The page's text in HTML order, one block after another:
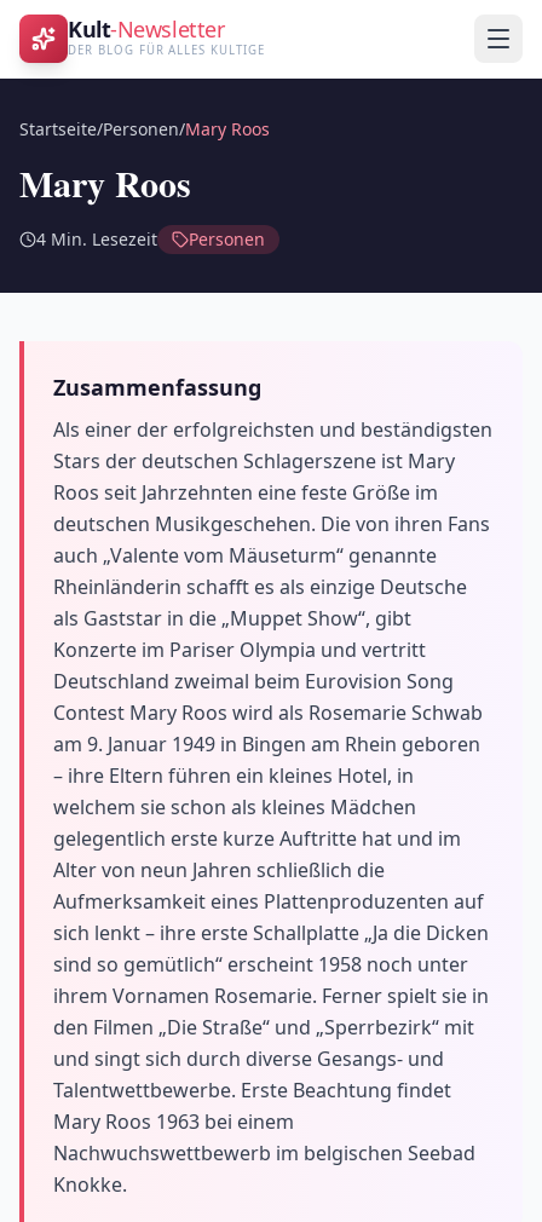
Kult-Newsletter
DER BLOG FÜR ALLES KULTIGE
Startseite/Personen/Mary Roos
Mary Roos
4 Min. Lesezeit Personen
Zusammenfassung
Als einer der erfolgreichsten und beständigsten
Stars der deutschen Schlagerszene ist Mary
Roos seit Jahrzehnten eine feste Größe im
deutschen Musikgeschehen. Die von ihren Fans
auch „Valente vom Mäuseturm“ genannte
Rheinländerin schafft es als einzige Deutsche
als Gaststar in die „Muppet Show“, gibt
Konzerte im Pariser Olympia und vertritt
Deutschland zweimal beim Eurovision Song
Contest Mary Roos wird als Rosemarie Schwab
am 9. Januar 1949 in Bingen am Rhein geboren
– ihre Eltern führen ein kleines Hotel, in
welchem sie schon als kleines Mädchen
gelegentlich erste kurze Auftritte hat und im
Alter von neun Jahren schließlich die
Aufmerksamkeit eines Plattenproduzenten auf
sich lenkt – ihre erste Schallplatte „Ja die Dicken
sind so gemütlich“ erscheint 1958 noch unter
ihrem Vornamen Rosemarie. Ferner spielt sie in
den Filmen „Die Straße“ und „Sperrbezirk“ mit
und singt sich durch diverse Gesangs- und
Talentwettbewerbe. Erste Beachtung findet
Mary Roos 1963 bei einem
Nachwuchswettbewerb im belgischen Seebad
Knokke.